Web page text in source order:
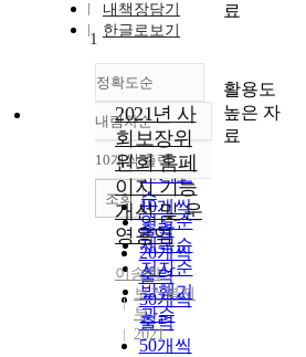
내책장담기
한글로보기
정확도순
정확도
순
인기도
순
연도순
제목순
저자순
발행기
관순
내림차순
내림차순
10개씩 출력
10개씩
출력
20개씩
출력
30개씩
출력
50개씩
조회
1
2021년 사
회보장위
원회 홈페
이지 기능
개선 및 운
영용역
이송학
보건복지
부
2021
료
활용도
높은 자
료